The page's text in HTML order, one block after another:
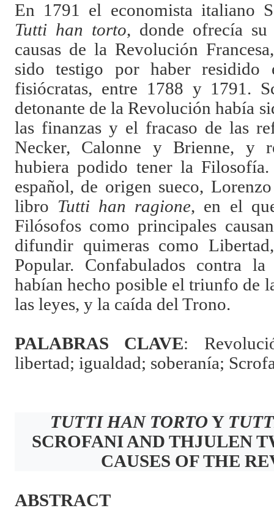
En 1791 el economista italiano
Tutti han torto, donde ofrecía su
causas de la Revolución
sido testigo por haber residido
fisiócratas, entre 1788 y 1791.
detonante de la Revolución había
las finanzas y el fracaso de las
Necker, Calonne y Brienne, y
hubiera podido tener la
español, de origen sueco,
libro Tutti han ragione, en el
Filósofos como principales
difundir quimeras como
Popular. Confabulados contra
habían hecho posible el triunfo de
las leyes, y la caída del Trono.
PALABRAS CLAVE:
libertad; igualdad; soberanía;
TUTTI HAN TORTO Y
SCROFANI AND THJULEN
CAUSES OF THE
ABSTRACT